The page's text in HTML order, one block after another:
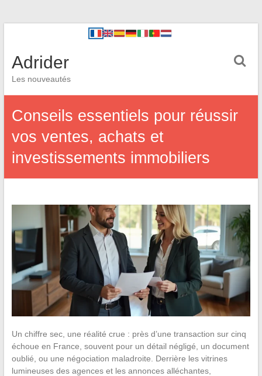
Adrider
Les nouveautés
Conseils essentiels pour réussir
vos ventes, achats et
investissements immobiliers
Un chiffre sec, une réalité crue : près d’une transaction sur cinq
échoue en France, souvent pour un détail négligé, un document
oublié, ou une négociation maladroite. Derrière les vitrines
lumineuses des agences et les annonces alléchantes,